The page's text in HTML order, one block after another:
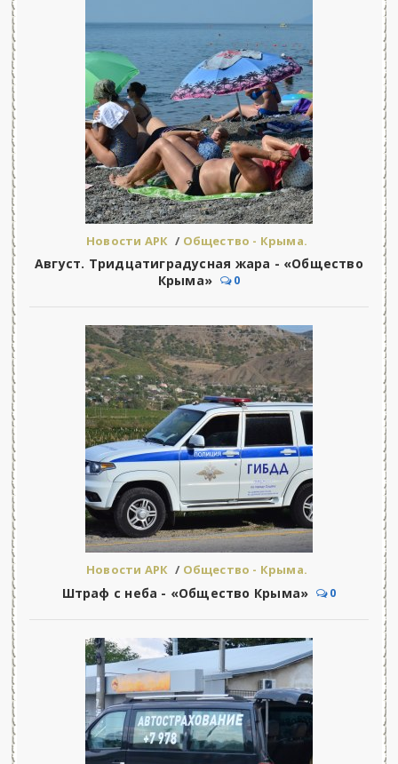
Новости АРК / Общество - Крыма.
Август. Тридцатиградусная жара - «Общество
Крыма»
0
Новости АРК / Общество - Крыма.
Штраф с неба - «Общество Крыма» 0